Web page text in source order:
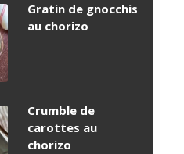
Gratin de gnocchis
au chorizo
Crumble de
carottes au
chorizo